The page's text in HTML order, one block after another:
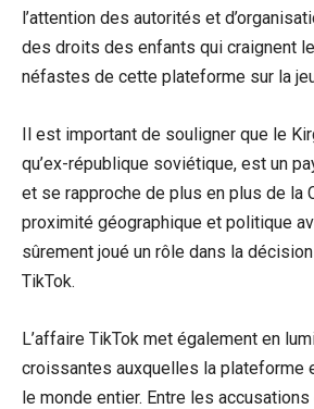
l’attention des autorités et
des droits des enfants qui craignent
néfastes de cette plateforme sur la
Il est important de souligner que le
qu’ex-république soviétique, est un
et se rapproche de plus en plus de la
proximité géographique et politique
sûrement joué un rôle dans la
TikTok.
L’affaire TikTok met également en
croissantes auxquelles la plateforme
le monde entier. Entre les